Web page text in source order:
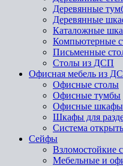
Деревянные
Деревянные
Каталожные
Компьютерные
Письменные
Столы из ДСП
Офисная мебель из
Офисные столы
Офисные тумбы
Офисные шкафы
Шкафы для
Система
Сейфы
Взломостойкие
Мебельные и